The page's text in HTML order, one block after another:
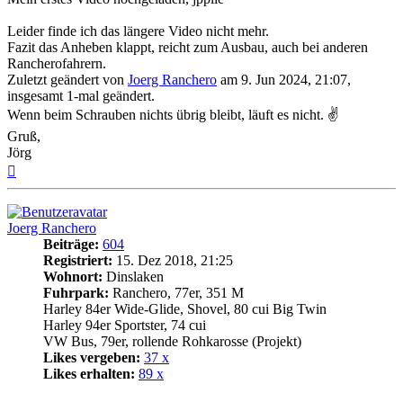
Leider finde ich das längere Video nicht mehr.
Fazit das Anheben klappt, reicht zum Ausbau, auch bei anderen
Rancherofahrern.
Zuletzt geändert von Joerg Ranchero am 9. Jun 2024, 21:07,
insgesamt 1-mal geändert.
Wenn beim Schrauben nichts übrig bleibt, läuft es nicht. ✌
Gruß,
Jörg
Joerg Ranchero
Beiträge: 604
Registriert: 15. Dez 2018, 21:25
Wohnort: Dinslaken
Fuhrpark: Ranchero, 77er, 351 M
Harley 84er Wide-Glide, Shovel, 80 cui Big Twin
Harley 94er Sportster, 74 cui
VW Bus, 79er, rollende Rohkarosse (Projekt)
Likes vergeben: 37 x
Likes erhalten: 89 x